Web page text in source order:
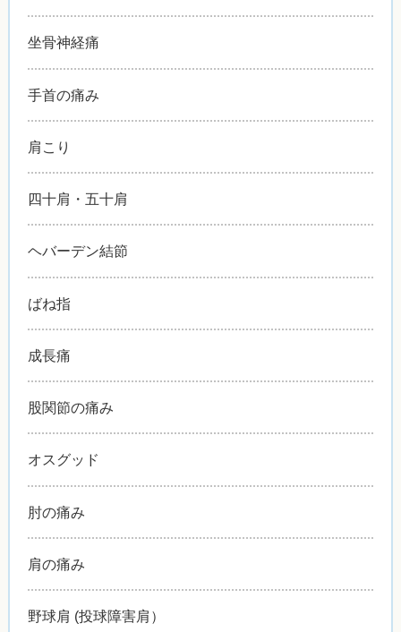
坐骨神経痛
手首の痛み
肩こり
四十肩・五十肩
ヘバーデン結節
ばね指
成長痛
股関節の痛み
オスグッド
肘の痛み
肩の痛み
野球肩 (投球障害肩）